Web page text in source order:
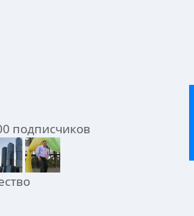
подписчиков